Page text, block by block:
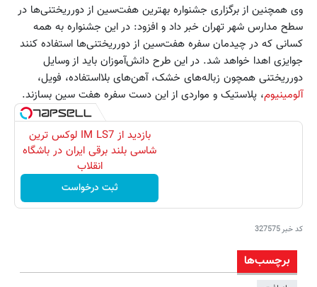
وی همچنین از برگزاری جشنواره بهترین هفت‌سین از دورریختنی‌ها در
سطح مدارس شهر تهران خبر داد و افزود: در این جشنواره به همه
کسانی که در چیدمان سفره هفت‌سین از دور‌ریختنی‌ها استفاده کنند
جوایزی اهدا خواهد شد. در این طرح دانش‌آموزان باید از وسایل
دورریختنی همچون ‌زباله‌های خشک، ‌آهن‌های بلااستفاده،‌ فویل‌،
آلومینیوم، ‌پلاستیک و مواردی از این دست سفره هفت سین بسازند.
بازدید از IM LS7 لوکس ترین
شاسی بلند برقی ایران در باشگاه
انقلاب
ثبت درخواست
کد خبر327575
برچسب‌ها